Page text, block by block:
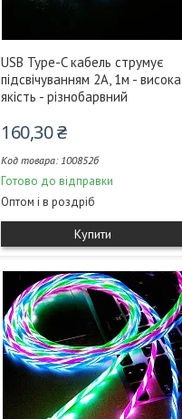
USB Type-C кабель струмує
підсвічуванням 2А, 1м - висока
якість - різнобарвний
160,30 ₴
100852б
Готово до відправки
Оптом і в роздріб
Купити